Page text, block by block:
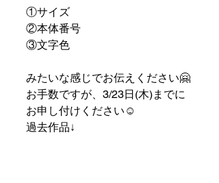
①サイズ
②本体番号
③文字色
みたいな感じでお伝えください🤗
お手数ですが、3/23日(木)までに
お申し付けください☺️
過去作品↓